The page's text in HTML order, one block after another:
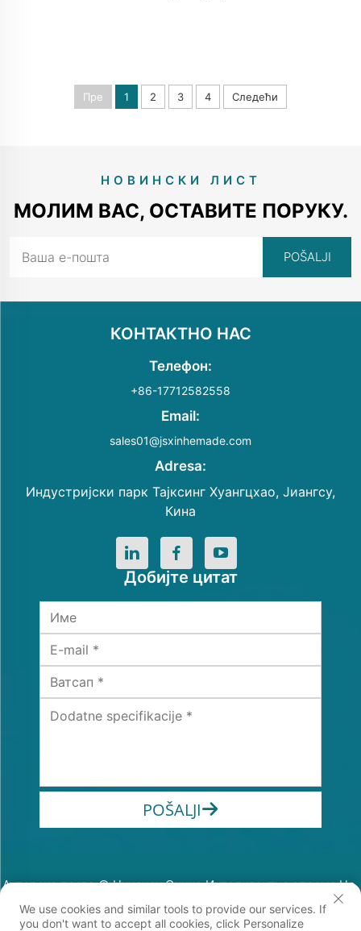
Пре 1 2 3 4 Следећи
НОВИНСКИ ЛИСТ
МОЛИМ ВАС, ОСТАВИТЕ ПОРУКУ.
КОНТАКТНО НАС
Телефон:
+86-17712582558
Email:
sales01@jsxinhemade.com
Adresa:
Индустријски парк Тајксинг Хуангцхао, Јиангсу,
Кина
Добијте цитат
POŠALJI
Ауторско право © Цхиансу Синхе Интелигентна опрема Цо,
Лтд. Сва права задржана
Политике приватности
We use cookies and similar tools to provide our services. If
you don't want to accept all cookies, click Personalize